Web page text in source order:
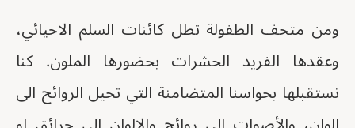
ومن متحف الطفولة تطل كائنات السلم الاحيائي،
وعقدها الفريد الحشرات بحضورها الملون. كنا
نستقبلها بحواسنا المتضامنة التي تحيل الروائح الى